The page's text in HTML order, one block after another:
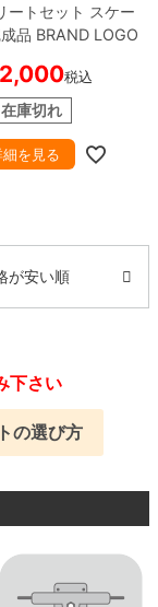
ートセット スケー
品 BRAND LOGO
スケボー税込
在庫切れ
細を見る
が安い順
下さい
の選び方